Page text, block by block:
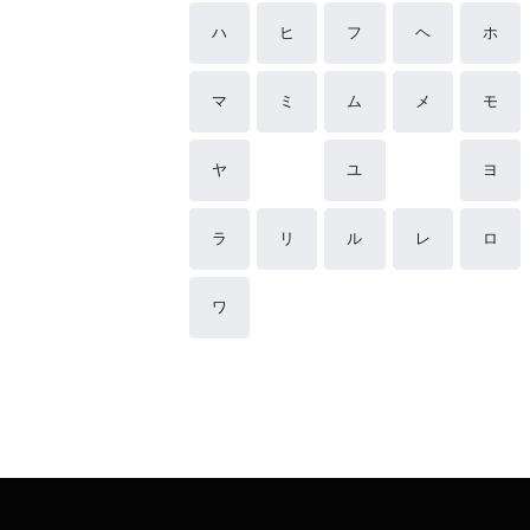
ハ ヒ フ ヘ ホ
マ ミ ム メ モ
ヤ ユ ヨ
ラ リ ル レ ロ
ワ